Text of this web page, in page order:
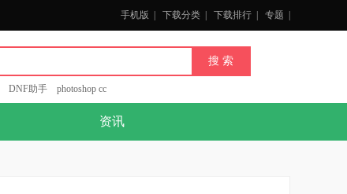
手机版 下载分类 下载排行 专题
DNF助手 photoshop cc
资讯